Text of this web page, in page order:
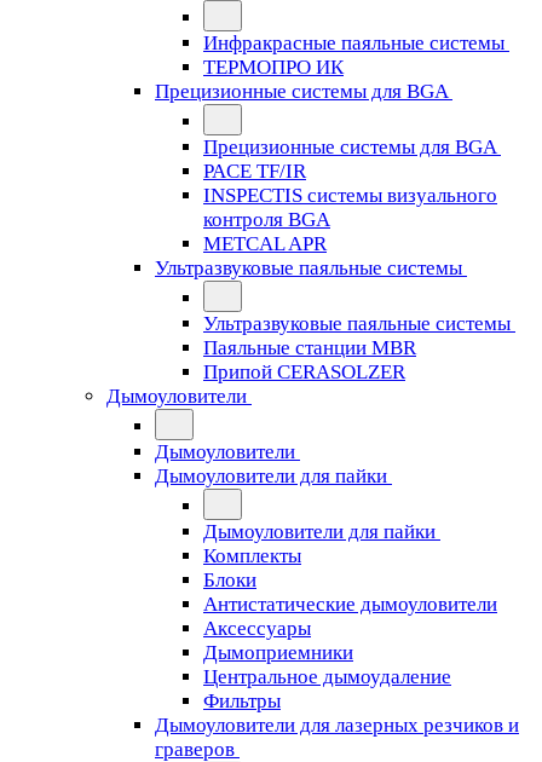
Инфракрасные паяльные системы
ТЕРМОПРО ИК
Прецизионные системы для BGA
Прецизионные системы для BGA
PACE TF/IR
INSPECTIS системы визуального
контроля BGA
METCAL APR
Ультразвуковые паяльные системы
Ультразвуковые паяльные системы
Паяльные станции MBR
Припой CERASOLZER
Дымоуловители
Дымоуловители
Дымоуловители для пайки
Дымоуловители для пайки
Комплекты
Блоки
Антистатические дымоуловители
Аксессуары
Дымоприемники
Центральное дымоудаление
Фильтры
Дымоуловители для лазерных резчиков и
граверов